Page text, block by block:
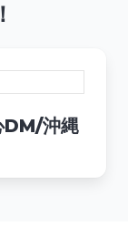
DM/沖縄